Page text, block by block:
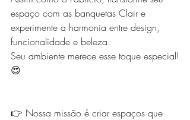
espaço com as banquetas Clair e
experimente a harmonia entre design,
funcionalidade e beleza.
Seu ambiente merece esse toque especial!
😍
👉 Nossa missão é criar espaços que